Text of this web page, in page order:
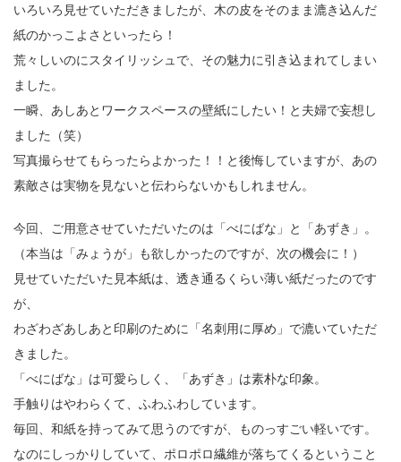
いろいろ見せていただきましたが、木の皮をそのまま漉き込んだ
紙のかっこよさといったら！
荒々しいのにスタイリッシュで、その魅力に引き込まれてしまい
ました。
一瞬、あしあとワークスペースの壁紙にしたい！と夫婦で妄想し
ました（笑）
写真撮らせてもらったらよかった！！と後悔していますが、あの
素敵さは実物を見ないと伝わらないかもしれません。
今回、ご用意させていただいたのは「べにばな」と「あずき」。
（本当は「みょうが」も欲しかったのですが、次の機会に！）
見せていただいた見本紙は、透き通るくらい薄い紙だったのです
が、
わざわざあしあと印刷のために「名刺用に厚め」で漉いていただ
きました。
「べにばな」は可愛らしく、「あずき」は素朴な印象。
手触りはやわらくて、ふわふわしています。
毎回、和紙を持ってみて思うのですが、ものっすごい軽いです。
なのにしっかりしていて、ポロポロ繊維が落ちてくるということ